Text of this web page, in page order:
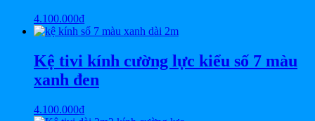
4.100.000₫
Kệ tivi kính cường lực kiểu số 7 màu
xanh đen
4.100.000₫